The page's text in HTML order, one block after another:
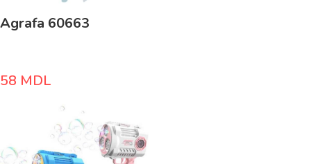
Agrafa 60663
58 MDL